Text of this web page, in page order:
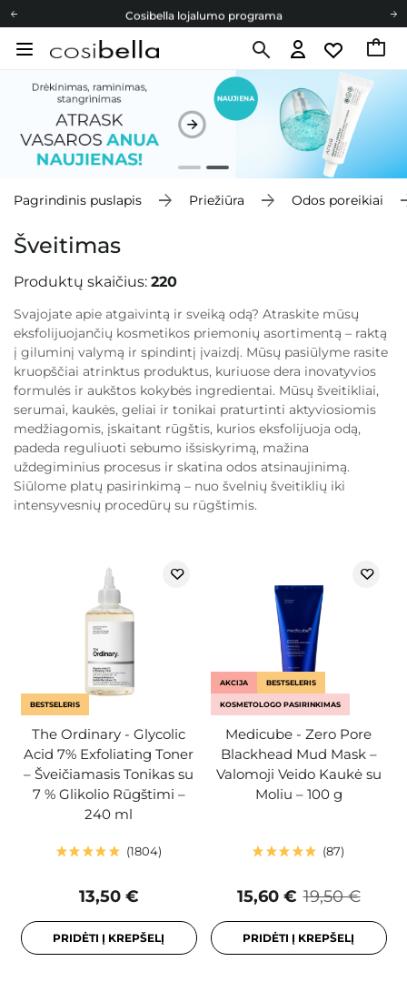
Cosibella lojalumo programa
Nemokamas pristatymas nuo 40,00 €
Cosibella lojalumo programa
Nemokamas pristatymas nuo 40,00 €
Dovanų Kortelės
Pagrindinis puslapis Priežiūra Odos poreikiai
Šveitimas
Produktų skaičius: 220
Svajojate apie atgaivintą ir sveiką odą? Atraskite mūsų
eksfolijuojančių kosmetikos priemonių asortimentą – raktą
į giluminį valymą ir spindintį įvaizdį. Mūsų pasiūlyme rasite
kruopščiai atrinktus produktus, kuriuose dera inovatyvios
formulės ir aukštos kokybės ingredientai. Mūsų šveitikliai,
serumai, kaukės, geliai ir tonikai praturtinti aktyviosiomis
medžiagomis, įskaitant rūgštis, kurios eksfolijuoja odą,
padeda reguliuoti sebumo išsiskyrimą, mažina
uždegiminius procesus ir skatina odos atsinaujinimą.
Siūlome platų pasirinkimą – nuo švelnių šveitiklių iki
intensyvesnių procedūrų su rūgštimis.
BESTSELERIS
The Ordinary - Glycolic
Acid 7% Exfoliating Toner
– Šveičiamasis Tonikas su
7 % Glikolio Rūgštimi –
240 ml
1804
13,50 €
PRIDĖTI Į KREPŠELĮ
AKCIJA BESTSELERIS
KOSMETOLOGO PASIRINKIMAS
Medicube - Zero Pore
Blackhead Mud Mask –
Valomoji Veido Kaukė su
Moliu – 100 g
87
19,50 €
15,60 €
PRIDĖTI Į KREPŠELĮ